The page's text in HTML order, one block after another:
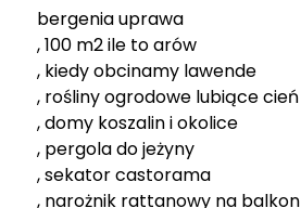
bergenia uprawa
, 100 m2 ile to arów
, kiedy obcinamy lawende
, rośliny ogrodowe lubiące cień
, domy koszalin i okolice
, pergola do jeżyny
, sekator castorama
, narożnik rattanowy na balkon